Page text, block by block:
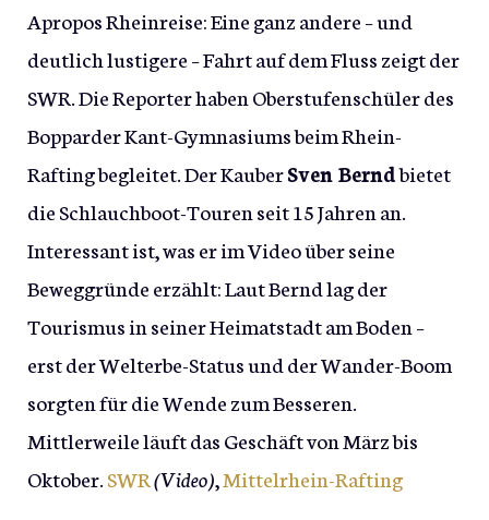
Apropos Rheinreise: Eine ganz andere – und
deutlich lustigere – Fahrt auf dem Fluss zeigt der
SWR. Die Reporter haben Oberstufenschüler des
Bopparder Kant-Gymnasiums beim Rhein-
Rafting begleitet. Der KauberSven Berndbietet
die Schlauchboot-Touren seit 15 Jahren an.
Interessant ist, was er im Video über seine
Beweggründe erzählt: Laut Bernd lag der
Tourismus in seiner Heimatstadt am Boden –
erst der Welterbe-Status und der Wander-Boom
sorgten für die Wende zum Besseren.
Mittlerweile läuft das Geschäft von März bis
Oktober.SWR(Video),Mittelrhein-Rafting